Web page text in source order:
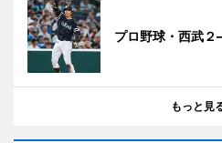
プロ野球・西武
もっと見